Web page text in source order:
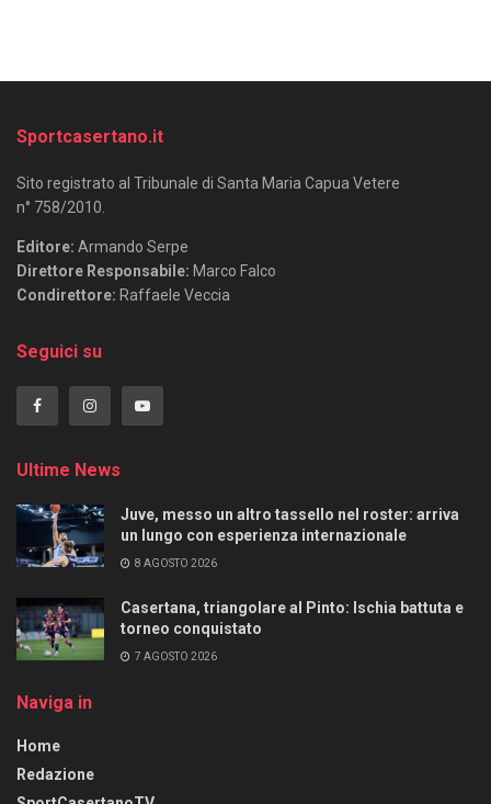
Sportcasertano.it
Sito registrato al Tribunale di Santa Maria Capua Vetere
n° 758/2010.
Editore: Armando Serpe
Direttore Responsabile: Marco Falco
Condirettore: Raffaele Veccia
Seguici su
Ultime News
Juve, messo un altro tassello nel roster: arriva
un lungo con esperienza internazionale
8 AGOSTO 2026
Casertana, triangolare al Pinto: Ischia battuta e
torneo conquistato
7 AGOSTO 2026
Naviga in
Home
Redazione